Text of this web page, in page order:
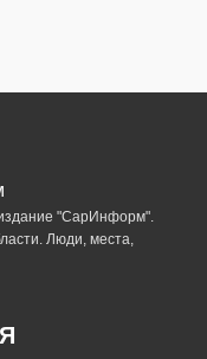
"СарИнформ".
Люди, места,